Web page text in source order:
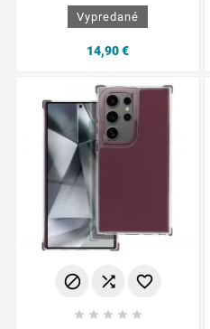
Vypredané
14,90 €
  
    